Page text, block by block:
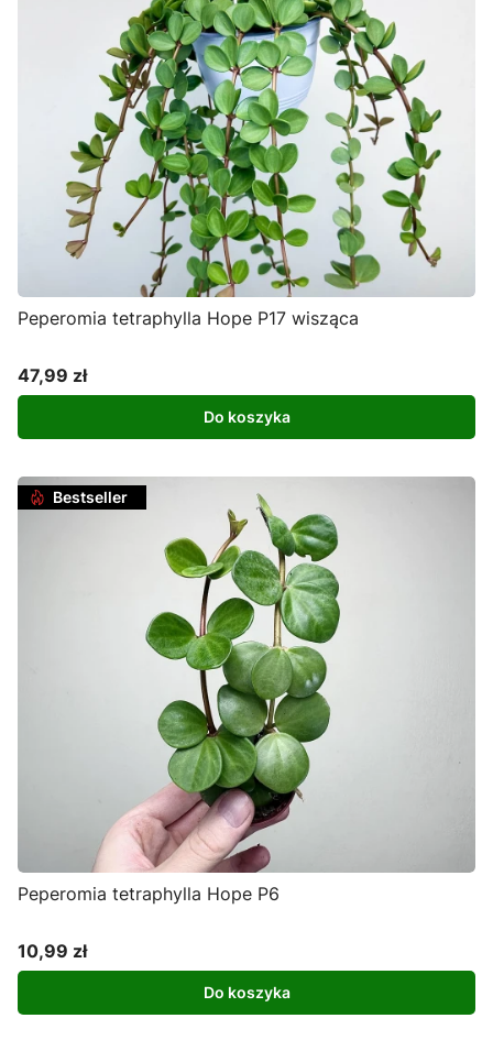
Peperomia tetraphylla Hope P17 wisząca
Cena
47,99 zł
Do koszyka
Bestseller
Peperomia tetraphylla Hope P6
Cena
10,99 zł
Do koszyka